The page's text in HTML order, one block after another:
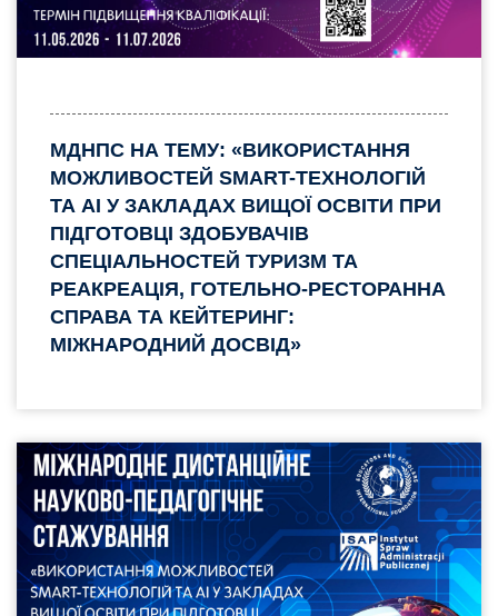
МДНПС НА ТЕМУ: «ВИКОРИСТАННЯ
МОЖЛИВОСТЕЙ SMART-ТЕХНОЛОГІЙ
ТА AI У ЗАКЛАДАХ ВИЩОЇ ОСВІТИ ПРИ
ПІДГОТОВЦІ ЗДОБУВАЧІВ
СПЕЦІАЛЬНОСТЕЙ ТУРИЗМ ТА
РЕАКРЕАЦІЯ, ГОТЕЛЬНО-РЕСТОРАННА
СПРАВА ТА КЕЙТЕРИНГ:
МІЖНАРОДНИЙ ДОСВІД»